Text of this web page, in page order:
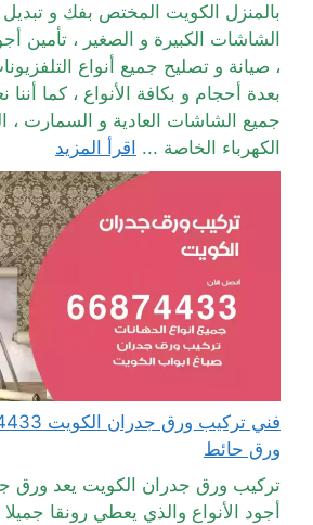
بالمنزل الكويت المختص بفك و تبديل
الشاشات الكبيرة و الصغير ، تأمين
، صيانة و تصليح جميع أنواع
بعدة أحجام و بكافة الأنواع ، كما
جميع الشاشات العادية و السمارت ،
الكهرباء الخاصة ... اقرأ المزيد
ورق حائط
تركيب ورق جدران الكويت يعد ورق
أجود الأنواع والذي يعطي رونقا